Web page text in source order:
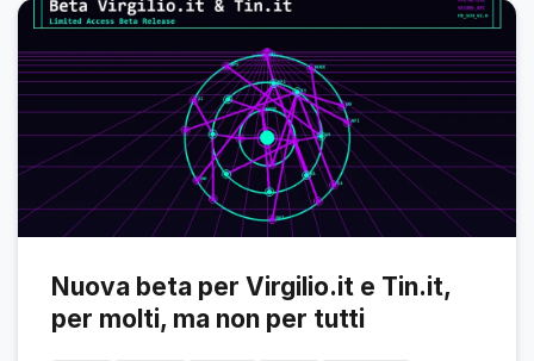
Nuova beta per Virgilio.it e Tin.it,
per molti, ma non per tutti